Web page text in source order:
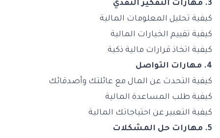
3. مهارات التفكير النقدي
كيفية تحليل المعلومات المالية
كيفية تقييم الخيارات المالية
كيفية اتخاذ قرارات مالية ذكية
4. مهارات التواصل
كيفية التحدث عن المال مع عائلتك وأصدقائك
كيفية طلب المساعدة المالية
كيفية التعبير عن احتياجاتك المالية
5. مهارات حل المشكلات